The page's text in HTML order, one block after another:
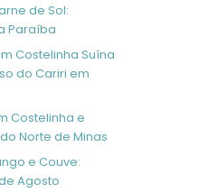
de Sol:
Paraíba
Costelinha Suína
do Cariri em
Costelinha e
Norte de Minas
e Couve:
Agosto